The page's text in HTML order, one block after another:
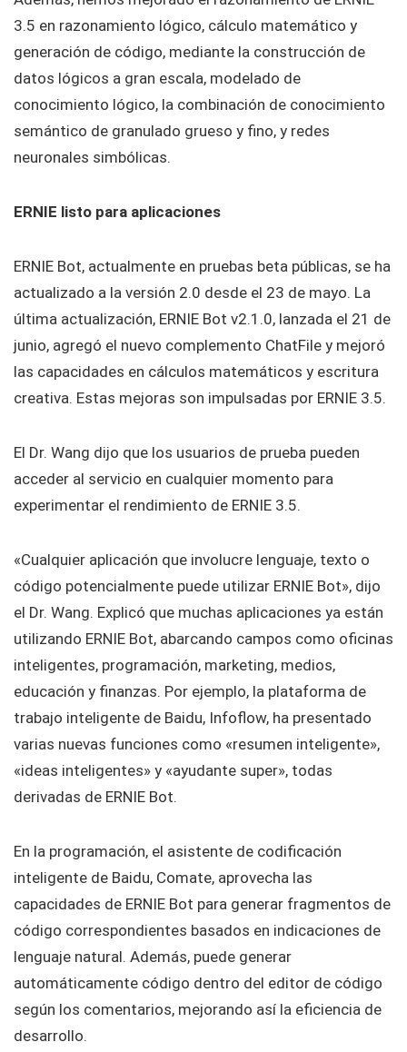
3.5 en razonamiento lógico, cálculo matemático y
generación de código, mediante la construcción de
datos lógicos a gran escala, modelado de
conocimiento lógico, la combinación de conocimiento
semántico de granulado grueso y fino, y redes
neuronales simbólicas.
ERNIE listo para aplicaciones
ERNIE Bot, actualmente en pruebas beta públicas, se ha
actualizado a la versión 2.0 desde el 23 de mayo. La
última actualización, ERNIE Bot v2.1.0, lanzada el 21 de
junio, agregó el nuevo complemento ChatFile y mejoró
las capacidades en cálculos matemáticos y escritura
creativa. Estas mejoras son impulsadas por ERNIE 3.5.
El Dr. Wang dijo que los usuarios de prueba pueden
acceder al servicio en cualquier momento para
experimentar el rendimiento de ERNIE 3.5.
«Cualquier aplicación que involucre lenguaje, texto o
código potencialmente puede utilizar ERNIE Bot», dijo
el Dr. Wang. Explicó que muchas aplicaciones ya están
utilizando ERNIE Bot, abarcando campos como oficinas
inteligentes, programación, marketing, medios,
educación y finanzas. Por ejemplo, la plataforma de
trabajo inteligente de Baidu, Infoflow, ha presentado
varias nuevas funciones como «resumen inteligente»,
«ideas inteligentes» y «ayudante super», todas
derivadas de ERNIE Bot.
En la programación, el asistente de codificación
inteligente de Baidu, Comate, aprovecha las
capacidades de ERNIE Bot para generar fragmentos de
código correspondientes basados en indicaciones de
lenguaje natural. Además, puede generar
automáticamente código dentro del editor de código
según los comentarios, mejorando así la eficiencia de
desarrollo.